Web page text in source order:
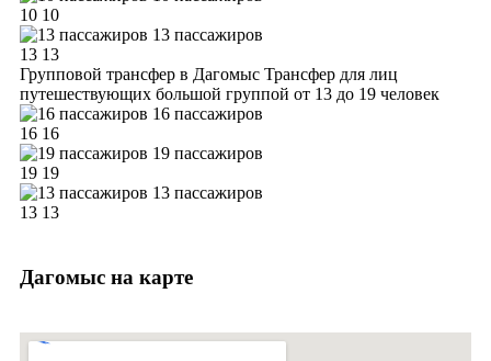
10 10
13 пассажиров
13 13
Групповой трансфер в Дагомыс Трансфер для лиц
путешествующих большой группой от 13 до 19 человек
16 пассажиров
16 16
19 пассажиров
19 19
13 пассажиров
13 13
Дагомыс на карте